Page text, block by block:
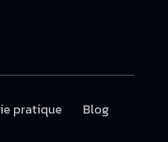
pratique Blog